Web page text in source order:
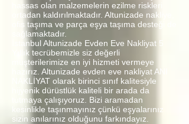
hassas olan malzemelerin ezilme riskleri
ortadan kaldırılmaktadır. Altunizade nakliye,
ofis taşıma ve parça eşya taşıma desteği de
sağlamaktadır.
İstanbul Altunizade Evden Eve Nakliyat 5
Yıllık tecrübemizle siz değerli
müşterilerimize en iyi hizmeti vermeye
hazırız. Altunizade evden eve nakliyat ANI
NAKLİYAT olarak birinci sınıf kalitesiyle
hijyenik dürüstlük kaliteli bir arada da
tutmaya çalışıyoruz. Bizi aramadan
kesinlikle taşınmayınız çünkü eşyalarınız
sizin anılarınız olduğunu farkındayız.